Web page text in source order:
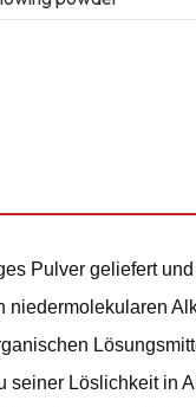
Pulver geliefert
seiner Löslichkeit in